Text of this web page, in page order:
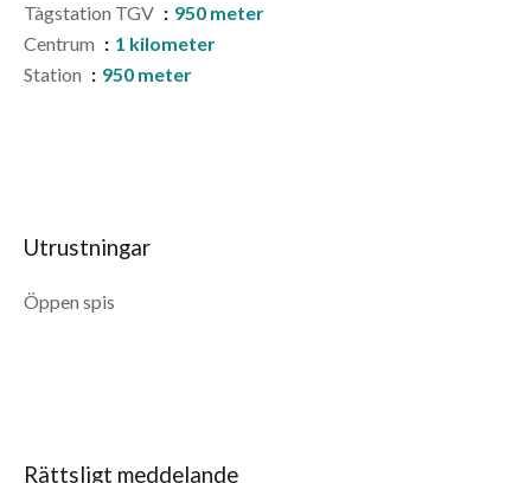
Tàgstation TGV
950 meter
Centrum
1 kilometer
Station
950 meter
Utrustningar
Öppen spis
Rättsligt meddelande